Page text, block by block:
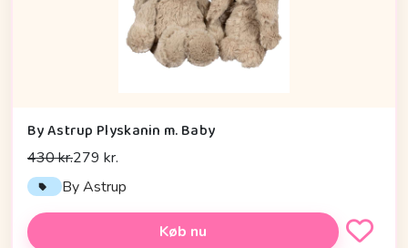
By Astrup Plyskanin m. Baby
430 kr.279 kr.
By Astrup
Køb nu